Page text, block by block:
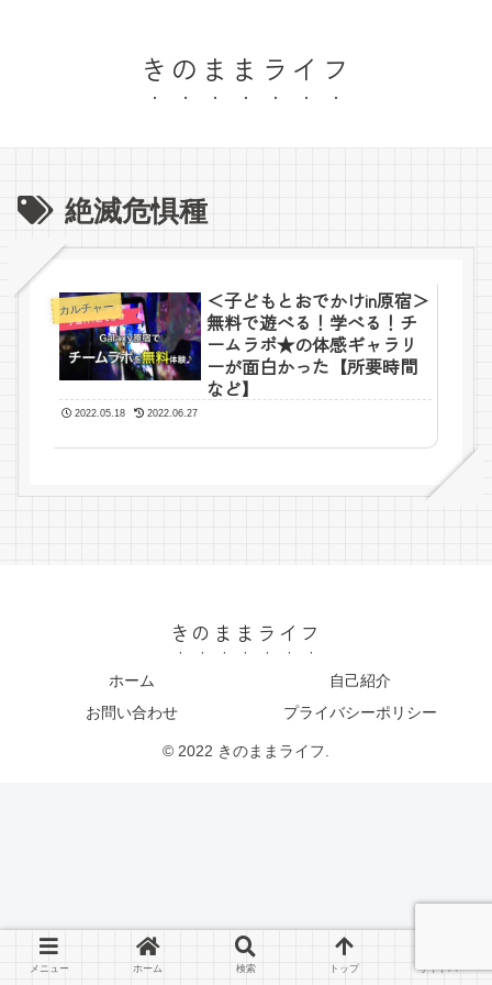
きのままライフ
絶滅危惧種
カルチャー
＜子どもとおでかけin原宿＞
無料で遊べる！学べる！チ
ームラボ★の体感ギャラリ
ーが面白かった【所要時間
など】
2022.05.18 2022.06.27
きのままライフ
ホーム
自己紹介
お問い合わせ
プライバシーポリシー
© 2022 きのままライフ.
メニュー ホーム 検索 トップ サイドバー